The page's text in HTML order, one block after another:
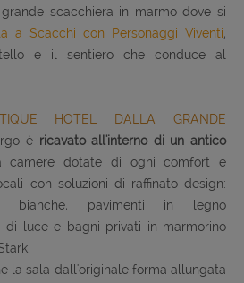
scacchiera in marmo dove si
a Scacchi con Personaggi Viventi,
e il sentiero che conduce al
HOTEL DALLA GRANDE
è ricavato all'interno di un antico
camere dotate di ogni comfort e
con soluzioni di raffinato design:
bianche, pavimenti in legno
di luce e bagni privati in marmorino
la sala dall'originale forma allungata